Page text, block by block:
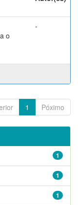
o
-
1 Póximo
1
1
1